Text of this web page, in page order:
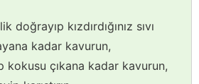
doğrayıp kızdırdığınız sıvı
kadar kavurun,
kokusu çıkana kadar kavurun,